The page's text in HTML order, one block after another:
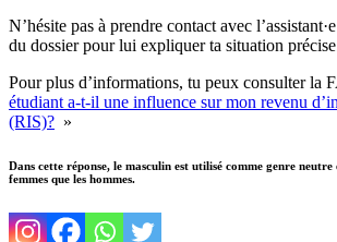
N’hésite pas à prendre contact avec
du dossier pour lui expliquer ta situation
Pour plus d’informations, tu peux consulter la
étudiant a-t-il une influence sur mon revenu
(RIS)? »
Dans cette réponse, le masculin est utilisé comme genre neutre
femmes que les hommes.